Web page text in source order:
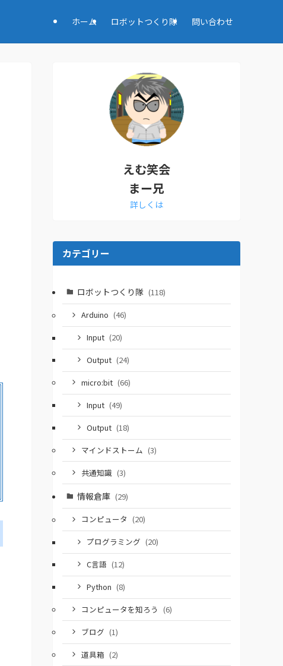
ホーム ロボットつくり隊 問い合わせ
えむ笑会
まー兄
詳しくは
カテゴリー
ロボットつくり隊 (118)
Arduino (46)
Input (20)
Output (24)
micro:bit (66)
Input (49)
Output (18)
マインドストーム (3)
共通知識 (3)
情報倉庫 (29)
コンピュータ (20)
プログラミング (20)
C言語 (12)
Python (8)
コンピュータを知ろう (6)
ブログ (1)
道具箱 (2)